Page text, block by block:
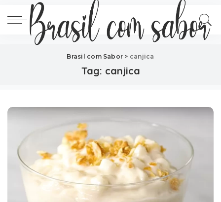
Brasil com Sabor > canjica
Tag: canjica